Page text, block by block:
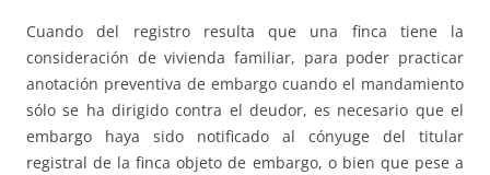
Cuando del registro resulta que una finca tiene la
consideración de vivienda familiar, para poder practicar
anotación preventiva de embargo cuando el mandamiento
sólo se ha dirigido contra el deudor, es necesario que el
embargo haya sido notificado al cónyuge del titular
registral de la finca objeto de embargo, o bien que pese a